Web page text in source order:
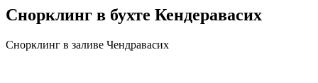
Снорклинг в бухте Кендеравасих
Снорклинг в заливе Чендравасих